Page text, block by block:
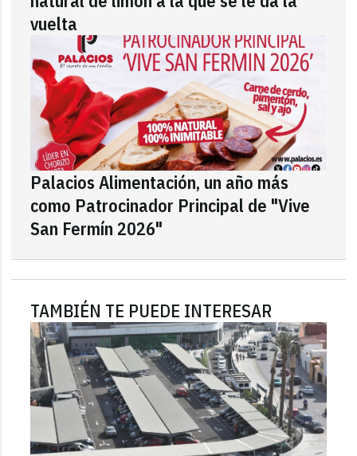
vuelta
Palacios Alimentación, un año más
como Patrocinador Principal de "Vive
San Fermín 2026"
TAMBIÉN TE PUEDE INTERESAR